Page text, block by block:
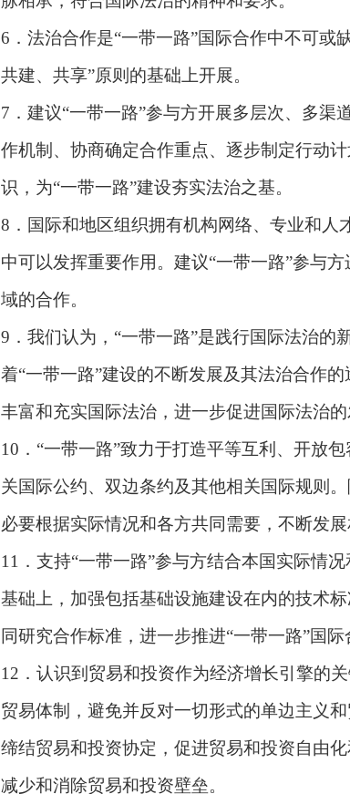
6 ．法治合作是“一带一路”国际合作中不可或
共建、共享”原则的基础上开展。
7 ．建议“一带一路”参与方开展多层次、多渠
作机制、协商确定合作重点、逐步制定行动
识，为“一带一路”建设夯实法治之基。
8 ．国际和地区组织拥有机构网络、专业和人
中可以发挥重要作用。建议“一带一路”参与方
域的合作。
9 ．我们认为， “一带一路”是践行国际法治的
着“一带一路”建设的不断发展及其法治合作
丰富和充实国际法治，进一步促进国际法治
10 ． “一带一路”致力于打造平等互利、开放
关国际公约、双边条约及其他相关国际规则
必要根据实际情况和各方共同需要，不断发
11 ．支持“一带一路”参与方结合本国实际情
基础上，加强包括基础设施建设在内的技术
同研究合作标准，进一步推进“一带一路”国际
12 ．认识到贸易和投资作为经济增长引擎的
贸易体制，避免并反对一切形式的单边主义
缔结贸易和投资协定，促进贸易和投资自由
减少和消除贸易和投资壁垒。